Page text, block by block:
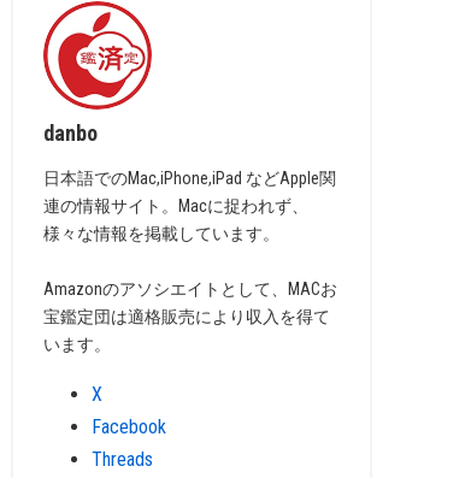
danbo
日本語でのMac,iPhone,iPad などApple関
連の情報サイト。Macに捉われず、
様々な情報を掲載しています。
Amazonのアソシエイトとして、MACお
宝鑑定団は適格販売により収入を得て
います。
X
Facebook
Threads